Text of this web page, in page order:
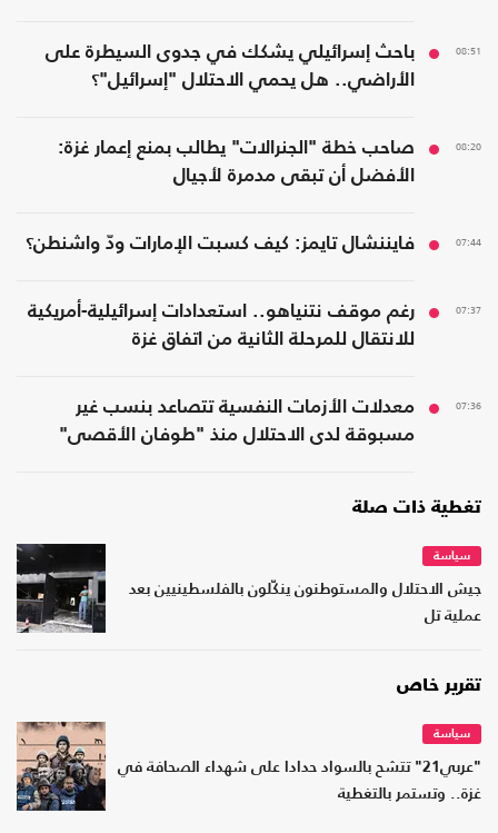
08:51
باحث إسرائيلي يشكك في جدوى السيطرة على
الأراضي.. هل يحمي الاحتلال "إسرائيل"؟
08:20
صاحب خطة "الجنرالات" يطالب بمنع إعمار غزة:
الأفضل أن تبقى مدمرة لأجيال
07:44 فايننشال تايمز: كيف كسبت الإمارات ودّ واشنطن؟
07:37
رغم موقف نتنياهو.. استعدادات إسرائيلية-أمريكية
للانتقال للمرحلة الثانية من اتفاق غزة
07:36
معدلات الأزمات النفسية تتصاعد بنسب غير
مسبوقة لدى الاحتلال منذ "طوفان الأقصى"
تغطية ذات صلة
سياسة
جيش الاحتلال والمستوطنون ينكّلون بالفلسطينيين بعد
عملية تل
تقرير خاص
سياسة
"عربي21" تتشح بالسواد حدادا على شهداء الصحافة في
غزة.. وتستمر بالتغطية